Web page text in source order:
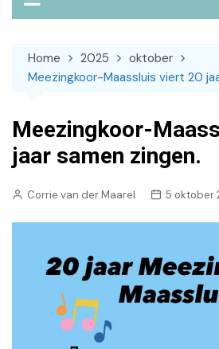
Home 2025
oktober
Meezingkoor-Maassluis viert 20
Meezingkoor-
jaar samen zingen.
Corrie van der Maarel 5 oktober